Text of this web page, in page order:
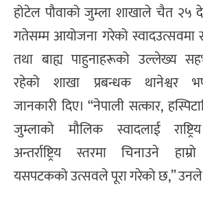
होटेल पौवाको जुम्ला शाखाले चैत २५
गतेसम्म आयोजना गरेको स्वादउत्सवमा
तथा बाह्य पाहुनाहरूको उल्लेख्य
रहेको शाखा प्रबन्धक थानेश्वर
जानकारी दिए। “नेपाली सत्कार,
जुम्लाको मौलिक स्वादलाई
अन्तर्राष्ट्रिय स्तरमा चिनाउने
यसपटकको उत्सवले पूरा गरेको छ,”